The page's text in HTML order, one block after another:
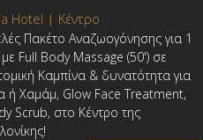
Hotel | Κέντρο
Πακέτο Αναζωογόνησης για 1
Full Body Massage (50') σε
Καμπίνα & δυνατότητα για
ή Χαμάμ, Glow Face Treatment,
Scrub, στο Κέντρο της